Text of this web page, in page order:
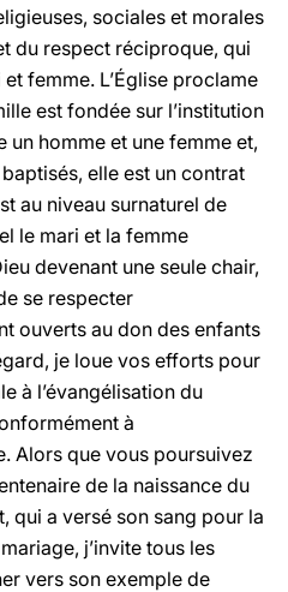
sociales et morales
du respect réciproque, qui
femme. L’Église proclame
est fondée sur l’institution
un homme et une femme et,
elle est un contrat
au niveau surnaturel de
le mari et la femme
devenant une seule chair,
se respecter
ouverts au don des enfants
je loue vos efforts pour
à l’évangélisation du
à
Alors que vous poursuivez
de la naissance du
qui a versé son sang pour la
j’invite tous les
vers son exemple de